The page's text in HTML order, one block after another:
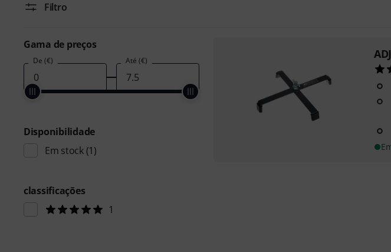
Filtro
Gama de preços
De (€) Até (€)
Disponibilidade
Em stock(1)
classificações
1
ADJ